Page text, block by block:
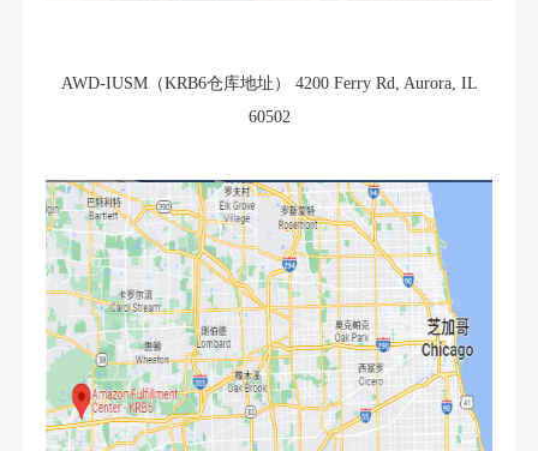
AWD-IUSM（KRB6仓库地址 ） 4200 Ferry Rd, Aurora, IL
60502